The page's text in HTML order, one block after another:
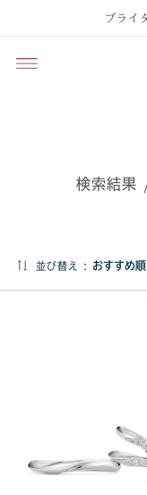
ブライ
検索結果
並び替え :